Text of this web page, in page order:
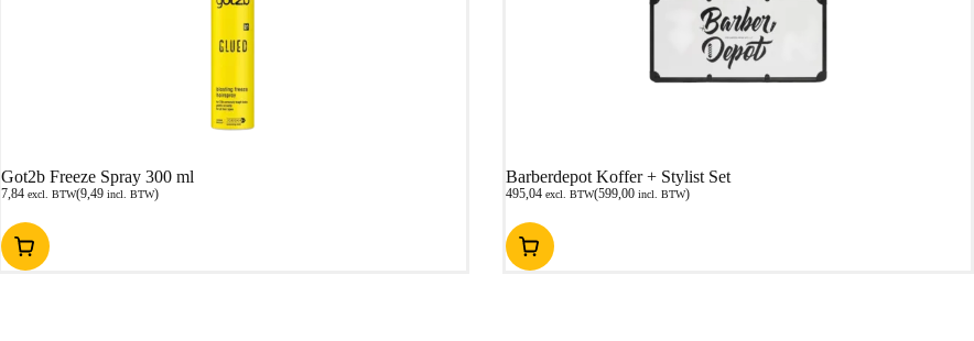
Got2b Freeze Spray 300 ml
7,84 excl. BTW(9,49 incl. BTW)
Barberdepot Koffer + Stylist Set
495,04 excl. BTW(599,00 incl. BTW)